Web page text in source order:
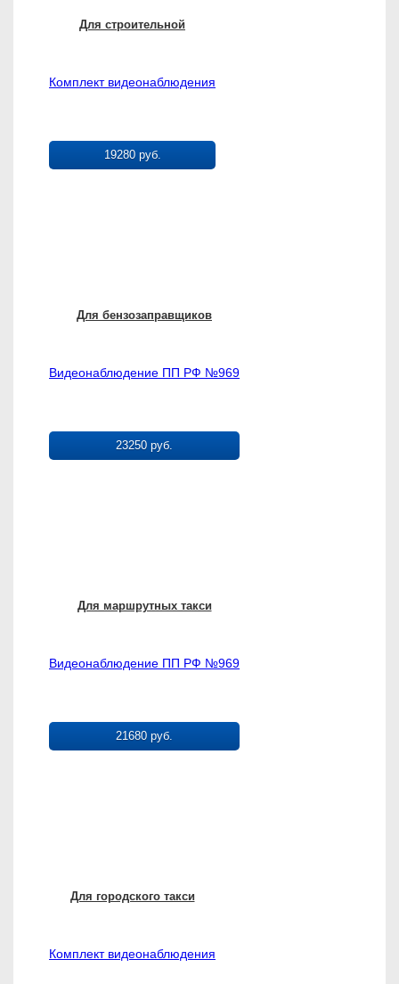
Для строительной
Комплект видеонаблюдения
19280 руб.
Для бензозаправщиков
Видеонаблюдение ПП РФ №969
23250 руб.
Для маршрутных такси
Видеонаблюдение ПП РФ №969
21680 руб.
Для городского такси
Комплект видеонаблюдения